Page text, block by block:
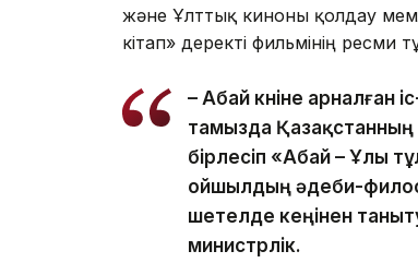
және Ұлттық киноны қолдау
кітап» деректі фильмінің ресми
– Абай күніне
тамызда
бірлесіп «Абай – Ұлы
ойшылдың әдеби-
шетелде кеңінен
министрлік.